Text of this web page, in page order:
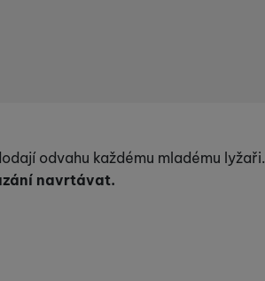
odvahu každému mladému lyžaři.
navrtávat.